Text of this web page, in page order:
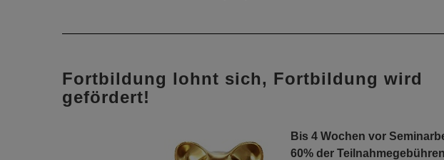
Fortbildung lohnt sich, Fortbildung wird
gefördert!
Bis 4 Wochen vor
60% der